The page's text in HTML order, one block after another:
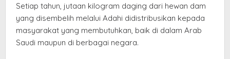
Setiap tahun, jutaan kilogram daging dari hewan dam
yang disembelih melalui Adahi didistribusikan kepada
masyarakat yang membutuhkan, baik di dalam Arab
Saudi maupun di berbagai negara.